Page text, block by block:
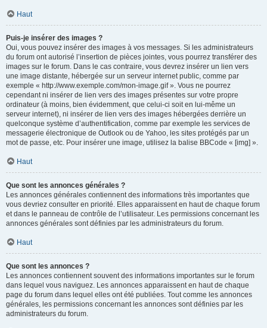
Haut
Puis-je insérer des images ?
Oui, vous pouvez insérer des images à vos messages. Si les administrateurs
du forum ont autorisé l’insertion de pièces jointes, vous pourrez transférer des
images sur le forum. Dans le cas contraire, vous devrez insérer un lien vers
une image distante, hébergée sur un serveur internet public, comme par
exemple « http://www.exemple.com/mon-image.gif ». Vous ne pourrez
cependant ni insérer de lien vers des images présentes sur votre propre
ordinateur (à moins, bien évidemment, que celui-ci soit en lui-même un
serveur internet), ni insérer de lien vers des images hébergées derrière un
quelconque système d’authentification, comme par exemple les services de
messagerie électronique de Outlook ou de Yahoo, les sites protégés par un
mot de passe, etc. Pour insérer une image, utilisez la balise BBCode « [img] ».
Haut
Que sont les annonces générales ?
Les annonces générales contiennent des informations très importantes que
vous devriez consulter en priorité. Elles apparaissent en haut de chaque forum
et dans le panneau de contrôle de l’utilisateur. Les permissions concernant les
annonces générales sont définies par les administrateurs du forum.
Haut
Que sont les annonces ?
Les annonces contiennent souvent des informations importantes sur le forum
dans lequel vous naviguez. Les annonces apparaissent en haut de chaque
page du forum dans lequel elles ont été publiées. Tout comme les annonces
générales, les permissions concernant les annonces sont définies par les
administrateurs du forum.